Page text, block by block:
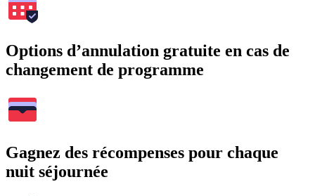
Options d’annulation gratuite en cas de
changement de programme
Gagnez des récompenses pour chaque
nuit séjournée